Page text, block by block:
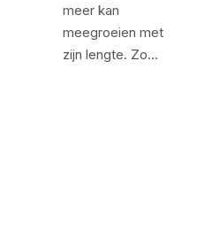
meer kan
meegroeien met
zijn lengte. Zo…